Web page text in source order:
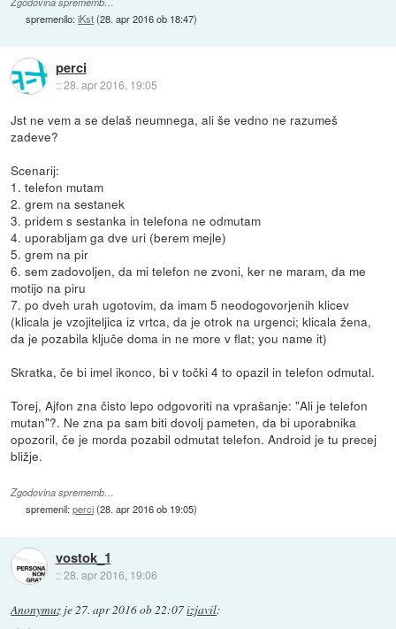
spremenilo:iKst(28. apr 2016 ob 18:47)
perci
::28. apr 2016, 19:05
Jst ne vem a se delaš neumnega, ali še vedno ne razumeš
zadeve?
Scenarij:
1. telefon mutam
2. grem na sestanek
3. pridem s sestanka in telefona ne odmutam
4. uporabljam ga dve uri (berem mejle)
5. grem na pir
6. sem zadovoljen, da mi telefon ne zvoni, ker ne maram, da me
motijo na piru
7. po dveh urah ugotovim, da imam 5 neodogovorjenih klicev
(klicala je vzojiteljica iz vrtca, da je otrok na urgenci; klicala žena,
da je pozabila ključe doma in ne more v flat; you name it)
Skratka, če bi imel ikonco, bi v točki 4 to opazil in telefon odmutal.
Torej, Ajfon zna čisto lepo odgovoriti na vprašanje: "Ali je telefon
mutan"?. Ne zna pa sam biti dovolj pameten, da bi uporabnika
opozoril, če je morda pozabil odmutat telefon. Android je tu precej
bližje.
Zgodovina sprememb…
spremenil:perci(28. apr 2016 ob 19:05)
vostok_1
::28. apr 2016, 19:06
Anonymuz je27. apr 2016 ob 22:07izjavil: